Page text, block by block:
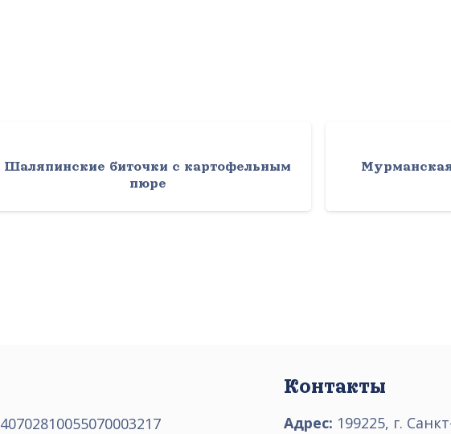
Шаляпинские биточки с картофельным
пюре
40702810055070003217
Контакты
Адрес: 199225, г.